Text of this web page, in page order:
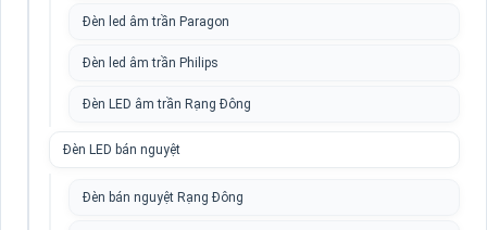
Đèn led âm trần Paragon
Đèn led âm trần Philips
Đèn LED âm trần Rạng Đông
Đèn LED bán nguyệt
Đèn bán nguyệt Rạng Đông